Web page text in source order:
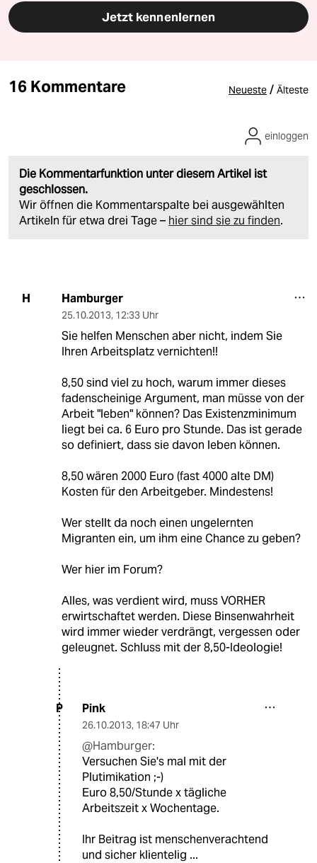
Jetzt kennenlernen
16 Kommentare Neueste / Älteste
Die Kommentarfunktion unter diesem Artikel ist
geschlossen.
Wir öffnen die Kommentarspalte bei ausgewählten
Artikeln für etwa drei Tage – hier sind sie zu finden.
einloggen
H Hamburger
25.10.2013, 12:33 Uhr
Sie helfen Menschen aber nicht, indem Sie
Ihren Arbeitsplatz vernichten!!
8,50 sind viel zu hoch, warum immer dieses
fadenscheinige Argument, man müsse von der
Arbeit "leben" können? Das Existenzminimum
liegt bei ca. 6 Euro pro Stunde. Das ist gerade
so definiert, dass sie davon leben können.
8,50 wären 2000 Euro (fast 4000 alte DM)
Kosten für den Arbeitgeber. Mindestens!
Wer stellt da noch einen ungelernten
Migranten ein, um ihm eine Chance zu geben?
Wer hier im Forum?
Alles, was verdient wird, muss VORHER
erwirtschaftet werden. Diese Binsenwahrheit
wird immer wieder verdrängt, vergessen oder
geleugnet. Schluss mit der 8,50-Ideologie!
P Pink
26.10.2013, 18:47 Uhr
@Hamburger:
Versuchen Sie's mal mit der
Plutimikation ;-)
Euro 8,50/Stunde x tägliche
Arbeitszeit x Wochentage.
Ihr Beitrag ist menschenverachtend
und sicher klientelig ...